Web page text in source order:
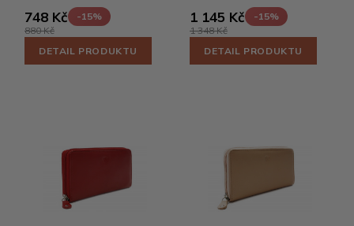
748 Kč
-15%
880 Kč
DETAIL PRODUKTU
1 145 Kč
-15%
1 348 Kč
DETAIL PRODUKTU